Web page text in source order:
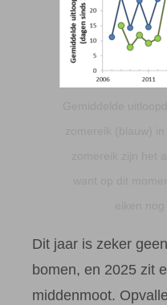
Dit jaar is zeker
bomen, en 2025 zit
middenmoot.